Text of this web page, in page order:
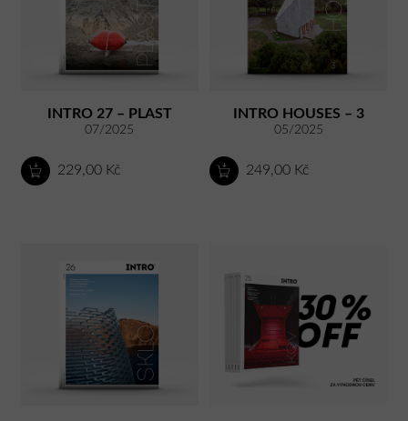
INTRO 27 – PLAST
07/2025
229,00 Kč
INTRO HOUSES – 3
05/2025
249,00 Kč